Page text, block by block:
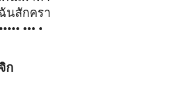
นสักครา
••• •
ก